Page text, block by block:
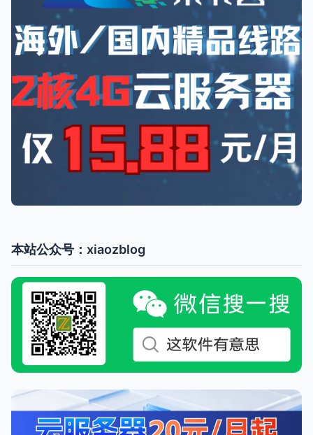
本站公众号：xiaozblog